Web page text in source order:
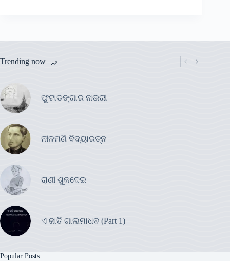
Trending now
ଫୁଟାଡଙ୍ଗାର ନାଉରୀ
ନୀଳମଣି ବିଦ୍ୟାରତ୍ନ
ରାଣୀ ଶୁକଦେଇ
ଏ ଜାତି ଗାଲମାଧବ (Part 1)
Popular Posts